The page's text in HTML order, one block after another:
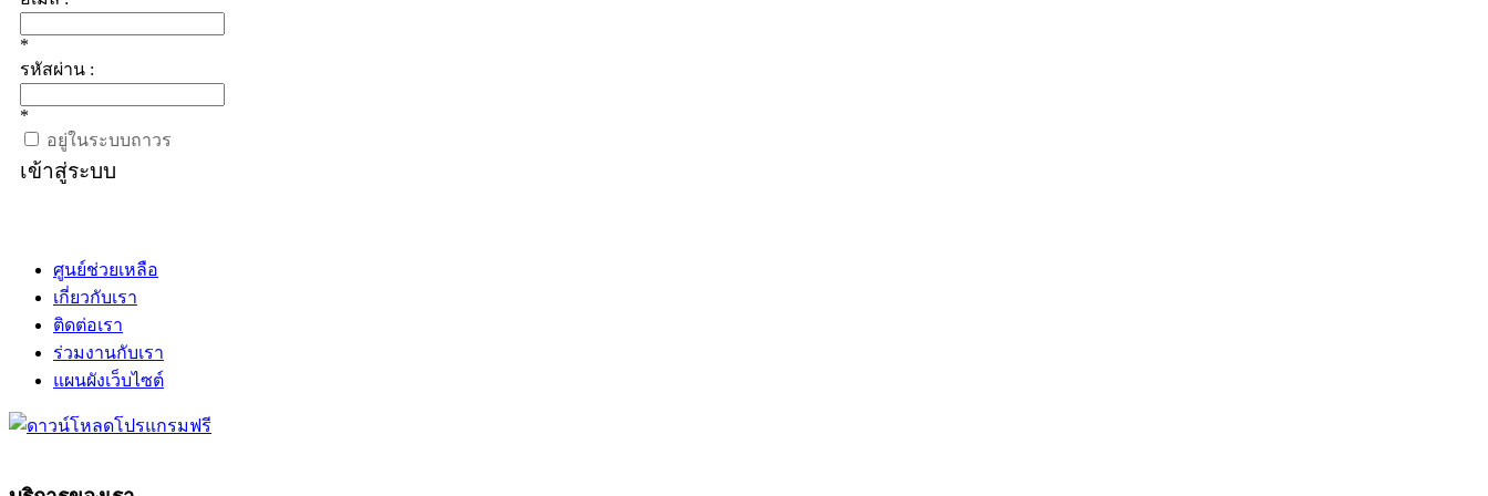
*
รหัสผ่าน :
*
อยู่ในระบบถาวร
เข้าสู่ระบบ
ศูนย์ช่วยเหลือ
เกี่ยวกับเรา
ติดต่อเรา
ร่วมงานกับเรา
แผนผังเว็บไซต์